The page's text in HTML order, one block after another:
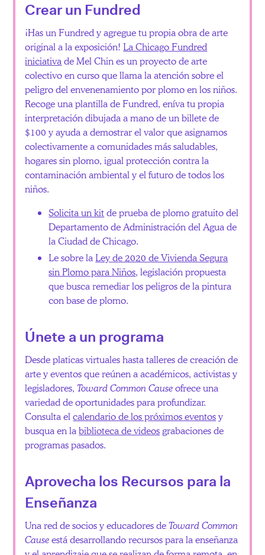
Crear un Fundred
¡Has un Fundred y agregue tu propia obra de arte
original a la exposición! La Chicago Fundred
iniciativa de Mel Chin es un proyecto de arte
colectivo en curso que llama la atención sobre el
peligro del envenenamiento por plomo en los niños.
Recoge una plantilla de Fundred, eníva tu propia
interpretación dibujada a mano de un billete de
$100 y ayuda a demostrar el valor que asignamos
colectivamente a comunidades más saludables,
hogares sin plomo, igual protección contra la
contaminación ambiental y el futuro de todos los
niños.
Solicita un kitde prueba de plomo gratuito del
Departamento de Administración del Agua de
la Ciudad de Chicago.
Le sobre la Ley de 2020 de Vivienda Segura
sin Plomo para Niños, legislación propuesta
que busca remediar los peligros de la pintura
con base de plomo.
Únete a un programa
Desde platicas virtuales hasta talleres de creación de
arte y eventos que reúnen a académicos, activistas y
legisladores,Toward Common Causeofrece una
variedad de oportunidades para profundizar.
Consulta elcalendario de los próximos eventosy
busqua en labiblioteca de videosgrabaciones de
programas pasados.
Aprovecha los Recursos para la
Enseñanza
Una red de socios y educadores deToward Common
Causeestá desarrollando recursos para la enseñanza